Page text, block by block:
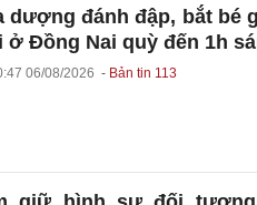
dượng đánh đập, bắt bé
ở Đồng Nai quỳ đến 1h
06/08/2026 Bản tin 113